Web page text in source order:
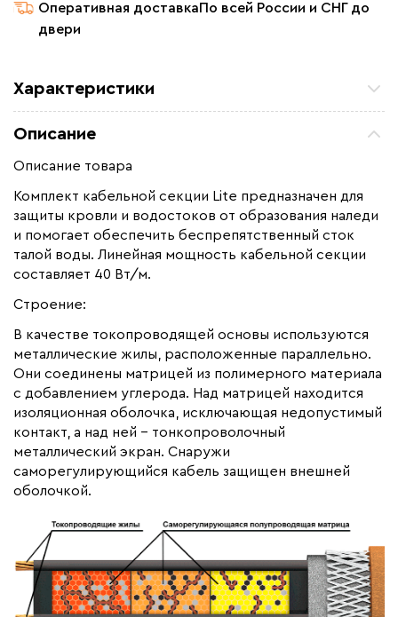
Оперативная доставкаПо всей России и СНГ до
двери
Характеристики
Монтаж Внутренний, Наружный
Макс. рабочая температура (C) +65
Толщина (мм)
Длина установочного провода, м
Страна производства
Гарантия (год)
Срок службы(год) 20
Вес (кг)
Максимальная температура(C) 65
Тип кабеля саморегулирующийся
Коллекция
Греющий кабель
Бренд Обогрев Люкс
Материал Полиолефин
Минимальная температура(C) 5
Минимальный радиус изгиба (мм) 35
Описание
Описание товара
Комплект кабельной секции Lite предназначен для
защиты кровли и водостоков от образования наледи
и помогает обеспечить беспрепятственный сток
талой воды. Линейная мощность кабельной секции
составляет 40 Вт/м.
Строение:
В качестве токопроводящей основы используются
металлические жилы, расположенные параллельно.
Они соединены матрицей из полимерного материала
с добавлением углерода. Над матрицей находится
изоляционная оболочка, исключающая недопустимый
контакт, а над ней – тонкопроволочный
металлический экран. Снаружи
саморегулирующийся кабель защищен внешней
оболочкой.